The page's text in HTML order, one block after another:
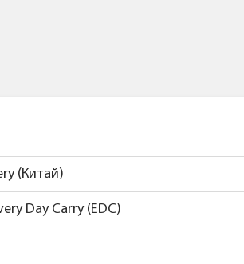
(Китай)
Day Carry (EDC)